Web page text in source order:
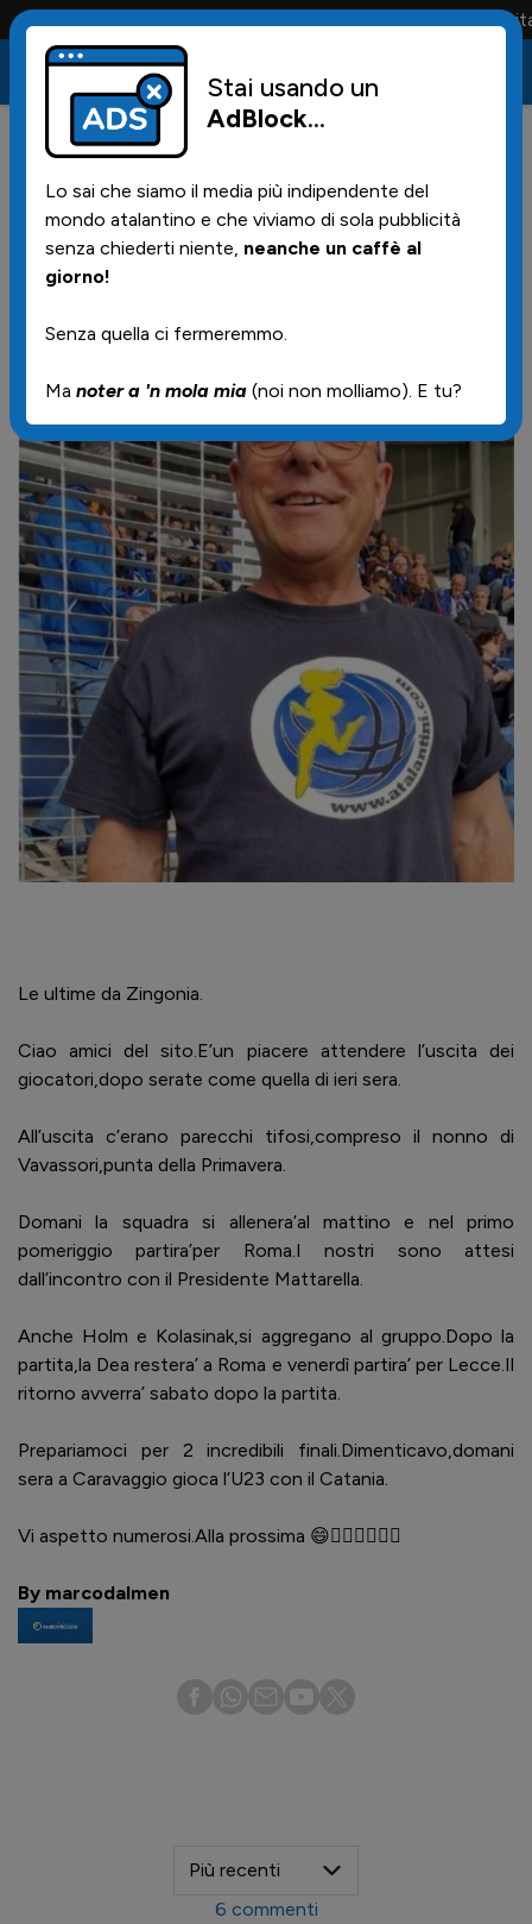
Conta solo la maglia e solo i tifosi la portano tutta la vita
13/05/2024 | 18.23
News da Zingonia by
Beppuccio
Le ultime da Zingonia.
Ciao amici del sito.E’un piacere attendere l’uscita dei
giocatori,dopo serate come quella di ieri sera.
All’uscita c’erano parecchi tifosi,compreso il nonno di
Vavassori,punta della Primavera.
Domani la squadra si allenera’al mattino e nel primo
pomeriggio partira’per Roma.I nostri sono attesi
dall’incontro con il Presidente Mattarella.
Anche Holm e Kolasinak,si aggregano al gruppo.Dopo la
partita,la Dea restera’ a Roma e venerdì partira’ per Lecce.Il
ritorno avverra’ sabato dopo la partita.
Prepariamoci per 2 incredibili finali.Dimenticavo,domani
sera a Caravaggio gioca l’U23 con il Catania.
Vi aspetto numerosi.Alla prossima 😄👍🏻👋🏻🇪🇪
By marcodalmen
6 commenti
Stai usando un
AdBlock...
Lo sai che siamo il media più indipendente del
mondo atalantino e che viviamo di sola pubblicità
senza chiederti niente, neanche un caffè al
giorno!
Senza quella ci fermeremmo.
Ma noter a 'n mola mia (noi non molliamo). E tu?